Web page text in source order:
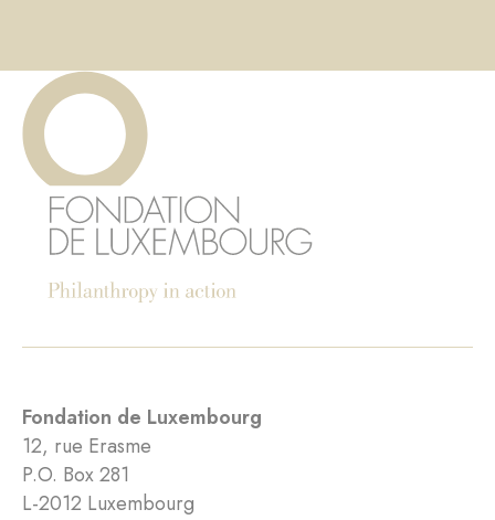
Fondation de Luxembourg
12, rue Erasme
P.O. Box 281
L-2012 Luxembourg